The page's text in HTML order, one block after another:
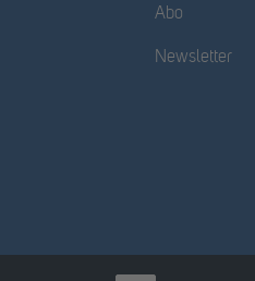
Abo
Newsletter